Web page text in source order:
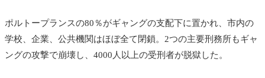
ポルトープランスの80％がギャングの支配下に置かれ、市内の
学校、企業、公共機関はほぼ全て閉鎖。2つの主要刑務所もギャ
ングの攻撃で崩壊し、4000人以上の受刑者が脱獄した。